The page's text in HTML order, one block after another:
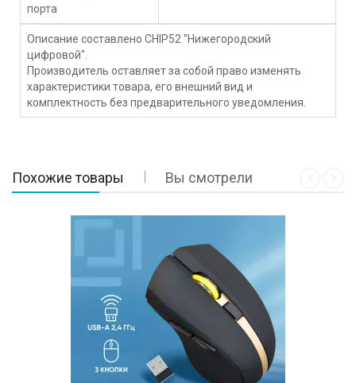
порта
Описание составлено CHIP52 "Нижегородский
цифровой".
Производитель оставляет за собой право изменять
характеристики товара, его внешний вид и
комплектность без предварительного уведомления.
Похожие товары Вы смотрели